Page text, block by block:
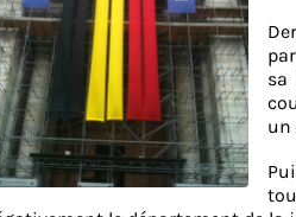
sa
un